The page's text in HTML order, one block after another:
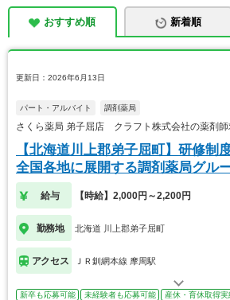
おすすめ順 新着順
更新日：2026年6月13日
パート・アルバイト 調剤薬局
さくら薬局 弟子屈店 クラフト株式会社の薬剤師
【北海道川上郡弟子屈町】研修
全国各地に展開する調剤薬局グル
給与 【時給】2,000円～2,200円
勤務地 北海道 川上郡弟子屈町
アクセス ＪＲ釧網本線 摩周駅
新卒も応募可能 未経験者も応募可能 産休・育休取得実